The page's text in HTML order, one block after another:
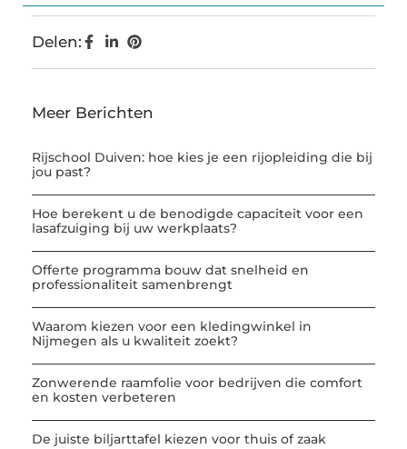
Delen:
Meer Berichten
Rijschool Duiven: hoe kies je een rijopleiding die bij
jou past?
Hoe berekent u de benodigde capaciteit voor een
lasafzuiging bij uw werkplaats?
Offerte programma bouw dat snelheid en
professionaliteit samenbrengt
Waarom kiezen voor een kledingwinkel in
Nijmegen als u kwaliteit zoekt?
Zonwerende raamfolie voor bedrijven die comfort
en kosten verbeteren
De juiste biljarttafel kiezen voor thuis of zaak